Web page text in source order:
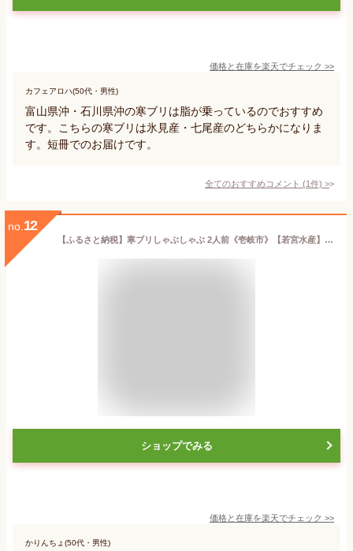
価格と在庫を楽天でチェック >>
カフェアロハ(50代・男性)
富山県沖・石川県沖の寒ブリは脂が乗っているのでおすすめ
です。こちらの寒ブリは氷見産・七尾産のどちらかになりま
す。短冊でのお届けです。
全てのおすすめコメント (1件) >
no. 12
【ふるさと納税】寒ブリしゃぶしゃぶ 2人前《壱岐市》【若宮水産】 [JAH001] ブリしゃぶ ぶりしゃぶ ぶり ブリ 鰤 寒ブリ しゃぶしゃぶ 鍋 海鮮鍋 海鮮 魚介 13000 13000円
ショップでみる
価格と在庫を楽天でチェック >>
かりんちょ(50代・男性)